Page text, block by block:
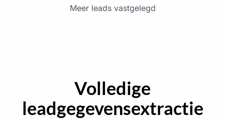
Meer leads vastgelegd
Volledige
leadgegevensextractie